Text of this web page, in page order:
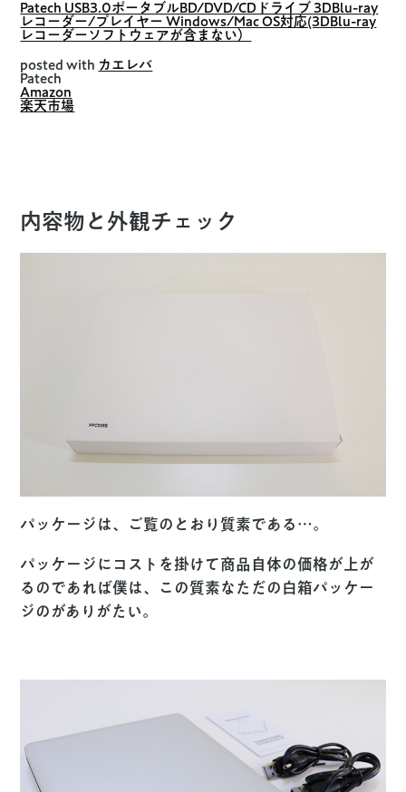
Patech USB3.0ポータブルBD/DVD/CDドライブ 3DBlu-ray
レコーダー/プレイヤー Windows/Mac OS対応(3DBlu-ray
レコーダーソフトウェアが含まない）
posted with カエレバ
Patech
Amazon
楽天市場
内容物と外観チェック
パッケージは、ご覧のとおり質素である…。
パッケージにコストを掛けて商品自体の価格が上が
るのであれば僕は、この質素なただの白箱パッケー
ジのがありがたい。